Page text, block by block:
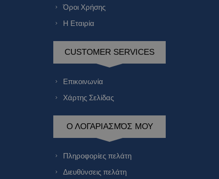
Όροι Χρήσης
Η Εταιρία
CUSTOMER SERVICES
Επικοινωνία
Χάρτης Σελίδας
Ο ΛΟΓΑΡΙΑΣΜΌΣ ΜΟΥ
Πληροφορίες πελάτη
Διευθύνσεις πελάτη